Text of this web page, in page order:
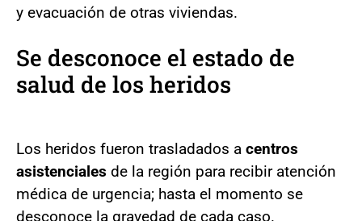
y evacuación de otras viviendas.
Se desconoce el estado de
salud de los heridos
Los heridos fueron trasladados a centros
asistenciales de la región para recibir atención
médica de urgencia; hasta el momento se
desconoce la gravedad de cada caso.